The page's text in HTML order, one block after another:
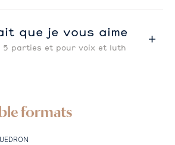
que je vous aime
parties et pour voix et luth
formats